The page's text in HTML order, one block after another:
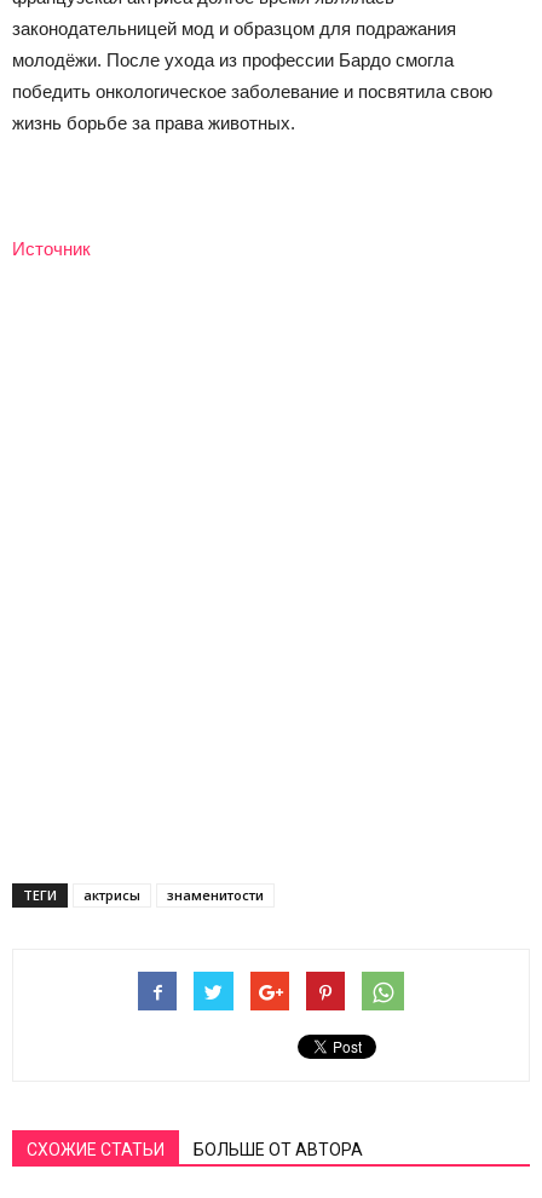
законодательницей мод и образцом для подражания
молодёжи. После ухода из профессии Бардо смогла
победить онкологическое заболевание и посвятила свою
жизнь борьбе за права животных.
Источник
ТЕГИ актрисы знаменитости
СХОЖИЕ СТАТЬИ БОЛЬШЕ ОТ АВТОРА